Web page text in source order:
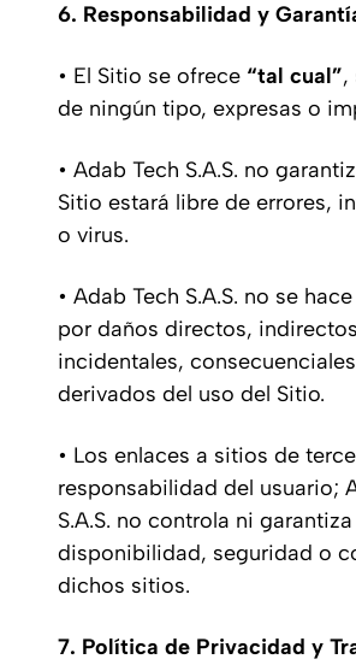
6. Responsabilidad y
• El Sitio se ofrece “tal cual”,
de ningún tipo, expresas o
• Adab Tech S.A.S. no
Sitio estará libre de errores,
o virus.
• Adab Tech S.A.S. no se
por daños directos,
incidentales,
derivados del uso del Sitio.
• Los enlaces a sitios de
responsabilidad del usuario;
S.A.S. no controla ni garantiza
disponibilidad, seguridad o
dichos sitios.
7. Política de Privacidad y